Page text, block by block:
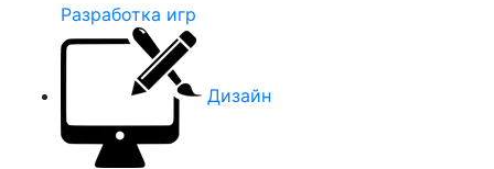
Разработка игр
Дизайн